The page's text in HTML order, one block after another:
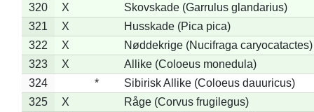
320
X
Skovskade (Garrulus glandarius)
321
X
Husskade (Pica pica)
322
X
Nøddekrige (Nucifraga caryocatactes)
323
X
Allike (Coloeus monedula)
324
*
Sibirisk Allike (Coloeus dauuricus)
325
X
Råge (Corvus frugilegus)